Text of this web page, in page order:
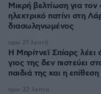
Μικρή βελτίωση για
ηλεκτρικό πατίνι στη
διασωληνωμένος
Η Μπρίτνεϊ Σπίαρς λέει
γιος της δεν πιστεύει
παιδιά της και η
πριν 21 λεπτά
πριν 22 λεπτά